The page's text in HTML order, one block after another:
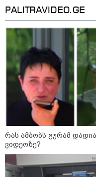
სტრატეგიულ
სააკაშვილი
PALITRAVIDEO.GE
რას ამბობს გურამ
ვიდეოზე?